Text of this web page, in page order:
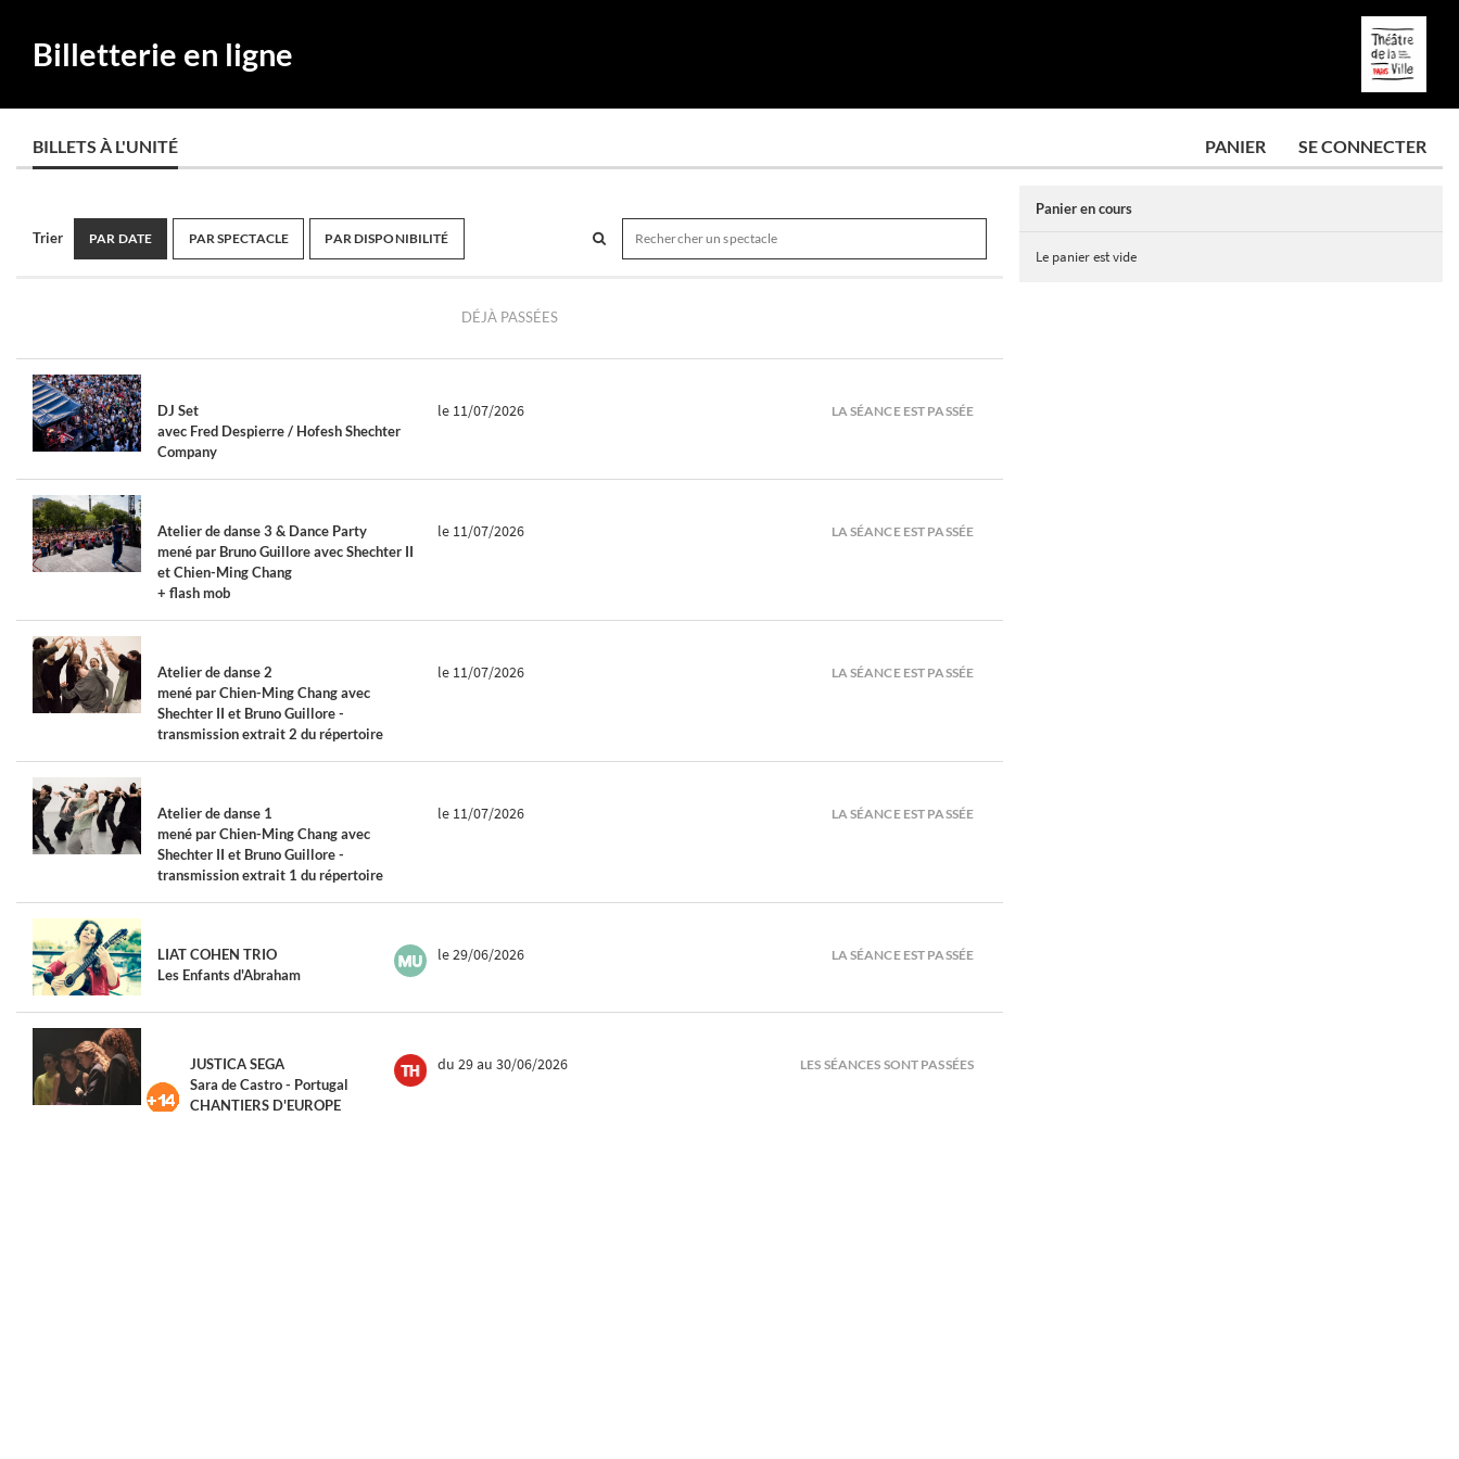
Billetterie en ligne
BILLETS À L'UNITÉ PANIER SE CONNECTER
Trier PAR DATE PAR SPECTACLE PAR DISPONIBILITÉ
DÉJÀ PASSÉES
DJ Set
avec Fred Despierre / Hofesh Shechter
Company
le 11/07/2026 LA SÉANCE EST PASSÉE
Atelier de danse 3 & Dance Party
mené par Bruno Guillore avec Shechter II
et Chien-Ming Chang
+ flash mob
le 11/07/2026 LA SÉANCE EST PASSÉE
Atelier de danse 2
mené par Chien-Ming Chang avec
Shechter II et Bruno Guillore -
transmission extrait 2 du répertoire
le 11/07/2026 LA SÉANCE EST PASSÉE
Atelier de danse 1
mené par Chien-Ming Chang avec
Shechter II et Bruno Guillore -
transmission extrait 1 du répertoire
le 11/07/2026 LA SÉANCE EST PASSÉE
LIAT COHEN TRIO
Les Enfants d'Abraham
le 29/06/2026 LA SÉANCE EST PASSÉE
JUSTICA SEGA
Sara de Castro - Portugal
CHANTIERS D'EUROPE
du 29au 30/06/2026 LES SÉANCES SONT PASSÉES
Panier en cours
Le panier est vide